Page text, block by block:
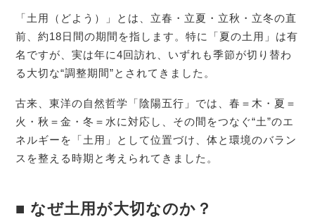
「土用（どよう）」とは、立春・立夏・立秋・立冬の直
前、約18日間の期間を指します。特に「夏の土用」は有
名ですが、実は年に4回訪れ、いずれも季節が切り替わ
る大切な“調整期間”とされてきました。
古来、東洋の自然哲学「陰陽五行」では、春＝木・夏＝
火・秋＝金・冬＝水に対応し、その間をつなぐ“土”のエ
ネルギーを「土用」として位置づけ、体と環境のバラン
スを整える時期と考えられてきました。
■ なぜ土用が大切なのか？